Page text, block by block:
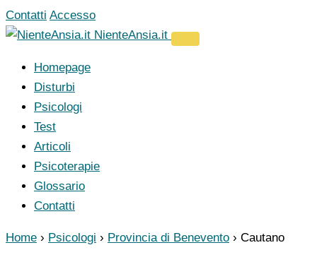
Vai
al
Contatti Accesso
NienteAnsia.it
Homepage
Disturbi
Psicologi
Test
Articoli
Psicoterapie
Glossario
Contatti
Home › Psicologi › Provincia di Benevento › Cautano